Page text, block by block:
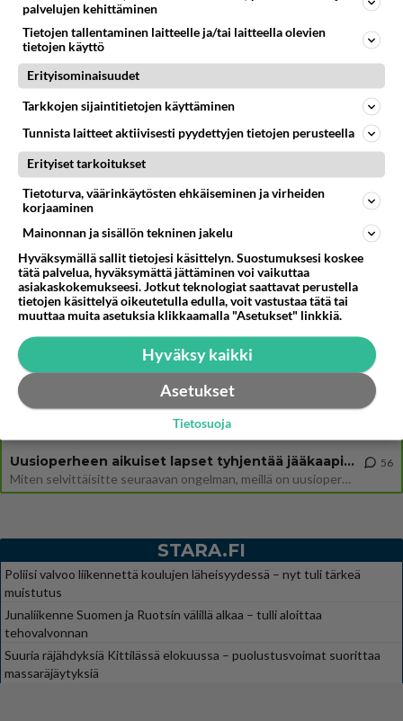
Muistatko? Kädestä suuhun elävä Satu sai jättimäisen rahasalkun
Henry-miljonääriltä
Iloyllätys! Maajussi-Kalle ja Niina palaavat televisioon - Niinalta
rehellinen reaktio: "KÄÄKS!"
Esko Eerikäinen lopetti testosteronit kesäksi - Tämä ikävä vaikutus iski
heti
Martinan bisneksillä ei mene hyvin
https://www.iltalehti.fi/viihdeuutiset/a/c46da6ab-340f-4790-aaa7-0865eed2336 Yrityksen konkurssihakemus on tullut kärä
Tiesitkö? Martina Aitolehden isäpuoli on tämä suosittu laulaja
Martina Aitolehti on seurattu julkisuuden henkilö. Lähipiiriin mahtuu muitakin tunnettuja henkilöitä. Tiesitkö, että Ma
2 km on nykyään liian pitkä koulumatka
Miesten tuijotus
Uusioperheen aikuiset lapset tyhjentää jääkaapin käydessään
Miten selvittäisitte seuraavan ongelman, meillä on uusioperhe, minulla teini-ikäiset lapset ja puolisolla aikuiset, jotk
56
STARA.FI
Poliisi valvoo liikennettä koulujen läheisyydessä – nyt tuli tärkeä
muistutus
Junaliikenne Suomen ja Ruotsin välillä alkaa – tulli aloittaa
tehovalvonnan
Suuria räjähdyksiä Kittilässä elokuussa – puolustusvoimat suorittaa
massaräjäytyksiä
palvelujen kehittäminen
Tietojen tallentaminen laitteelle ja/tai laitteella olevien
tietojen käyttö
Erityisominaisuudet
Tarkkojen sijaintitietojen käyttäminen
Tunnista laitteet aktiivisesti pyydettyjen tietojen perusteella
Erityiset tarkoitukset
Tietoturva, väärinkäytösten ehkäiseminen ja virheiden
korjaaminen
Mainonnan ja sisällön tekninen jakelu
Hyväksymällä sallit tietojesi käsittelyn. Suostumuksesi koskee
tätä palvelua, hyväksymättä jättäminen voi vaikuttaa
asiakaskokemukseesi. Jotkut teknologiat saattavat perustella
tietojen käsittelyä oikeutetulla edulla, voit vastustaa tätä tai
muuttaa muita asetuksia klikkaamalla "Asetukset" linkkiä.
Hyväksy kaikki
Asetukset
Tietosuoja